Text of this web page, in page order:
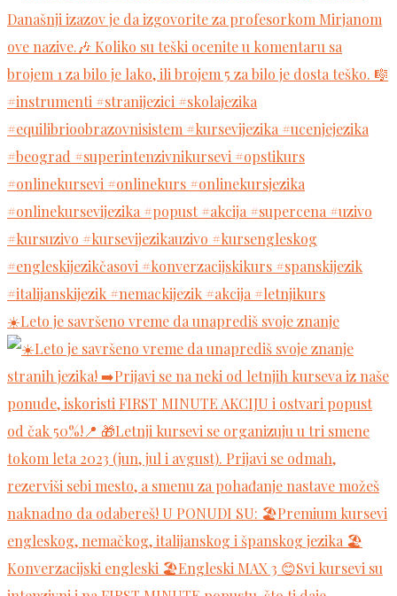
☀️Leto je savršeno vreme da unaprediš svoje znanje